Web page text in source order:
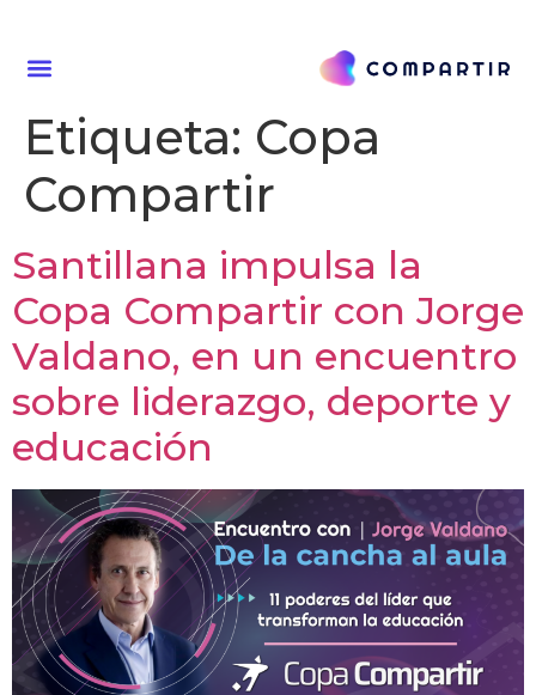
Etiqueta: Copa
Compartir
Santillana impulsa la
Copa Compartir con Jorge
Valdano, en un encuentro
sobre liderazgo, deporte y
educación